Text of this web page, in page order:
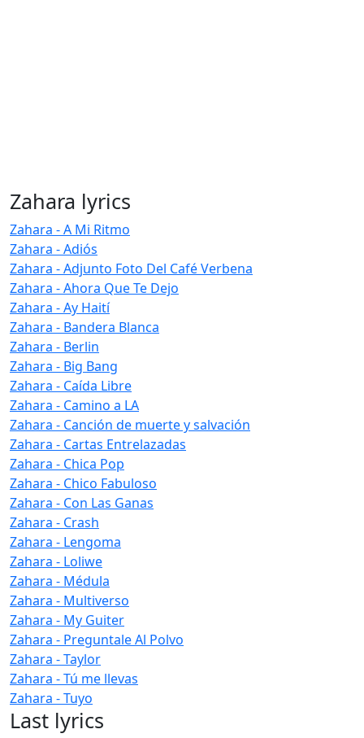
Zahara lyrics
Zahara - A Mi Ritmo
Zahara - Adiós
Zahara - Adjunto Foto Del Café Verbena
Zahara - Ahora Que Te Dejo
Zahara - Ay Haití
Zahara - Bandera Blanca
Zahara - Berlin
Zahara - Big Bang
Zahara - Caída Libre
Zahara - Camino a LA
Zahara - Canción de muerte y salvación
Zahara - Cartas Entrelazadas
Zahara - Chica Pop
Zahara - Chico Fabuloso
Zahara - Con Las Ganas
Zahara - Crash
Zahara - Lengoma
Zahara - Loliwe
Zahara - Médula
Zahara - Multiverso
Zahara - My Guiter
Zahara - Preguntale Al Polvo
Zahara - Taylor
Zahara - Tú me llevas
Zahara - Tuyo
Last lyrics